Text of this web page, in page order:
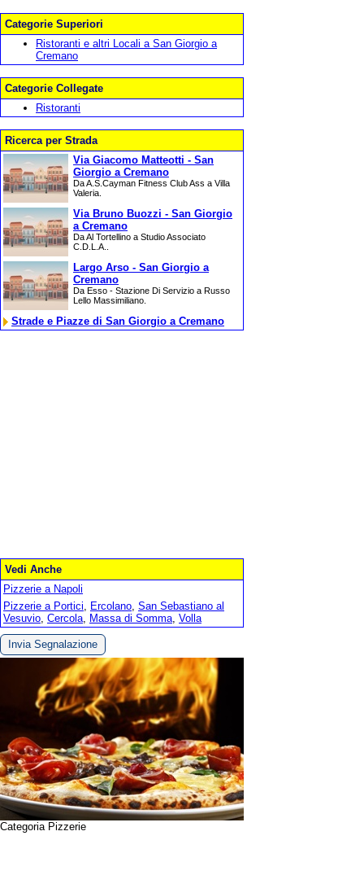
Categorie Superiori
Ristoranti e altri Locali a San Giorgio a
Cremano
Categorie Collegate
Ristoranti
Ricerca per Strada
Via Giacomo Matteotti - San
Giorgio a Cremano
Da A.S.Cayman Fitness Club Ass a Villa
Valeria.
Via Bruno Buozzi - San Giorgio
a Cremano
Da Al Tortellino a Studio Associato
C.D.L.A..
Largo Arso - San Giorgio a
Cremano
Da Esso - Stazione Di Servizio a Russo
Lello Massimiliano.
Strade e Piazze di San Giorgio a Cremano
Vedi Anche
Pizzerie a Napoli
Pizzerie a Portici, Ercolano, San Sebastiano al
Vesuvio, Cercola, Massa di Somma, Volla
Invia Segnalazione
Categoria Pizzerie